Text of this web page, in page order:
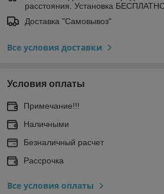
расстояния. Установка
Доставка "Самовывоз"
Все условия доставки
Условия оплаты
Примечание!!!
Наличными
Безналичный расчет
Рассрочка
Все условия оплаты